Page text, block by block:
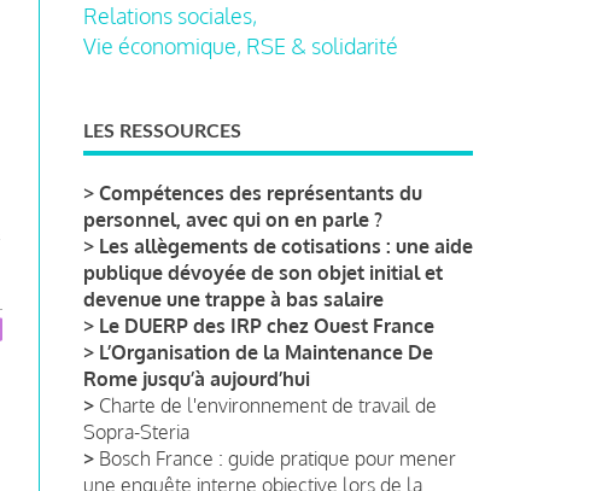
Relations sociales,
Vie économique, RSE & solidarité
LES RESSOURCES
> Compétences des représentants du
personnel, avec qui on en parle ?
> Les allègements de cotisations : une aide
publique dévoyée de son objet initial et
devenue une trappe à bas salaire
> Le DUERP des IRP chez Ouest France
> L’Organisation de la Maintenance De
Rome jusqu’à aujourd’hui
> Charte de l'environnement de travail de
Sopra-Steria
> Bosch France : guide pratique pour mener
une enquête interne objective lors de la